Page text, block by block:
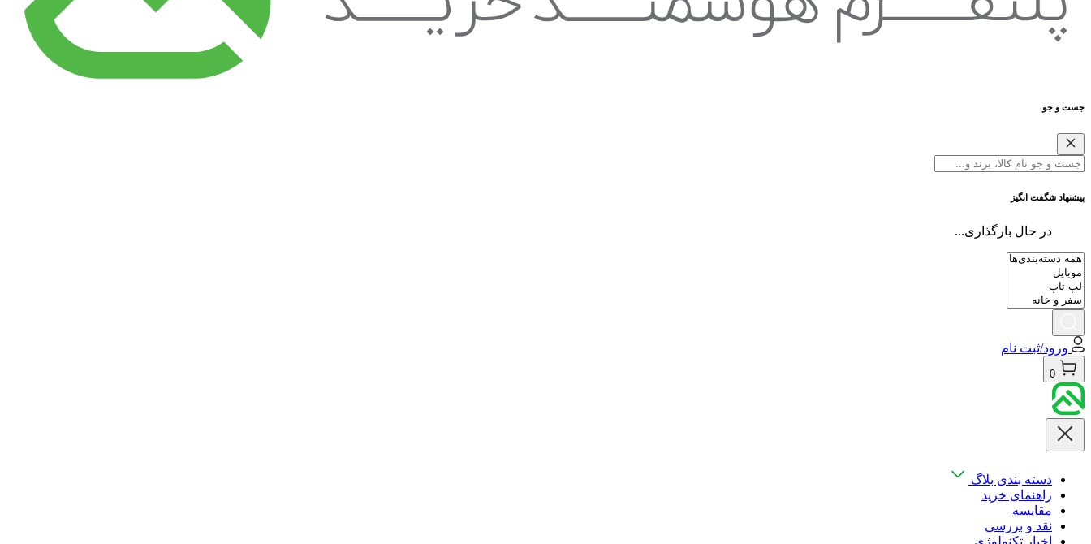
جست و جو
پیشنهاد شگفت انگیز
در حال بارگذاری...
ورود/ثبت نام
0
دسته بندی بلاگ
راهنمای خرید
مقایسه
نقد و بررسی
اخبار تکنولوژی